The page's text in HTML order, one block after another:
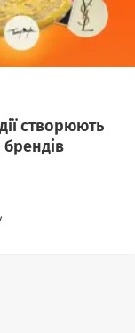
створюють